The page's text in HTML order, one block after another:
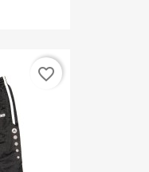
favorite_border